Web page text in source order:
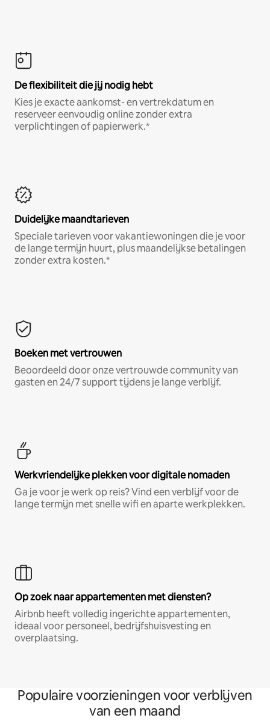
De flexibiliteit die jij nodig hebt
Kies je exacte aankomst- en vertrekdatum en
reserveer eenvoudig online zonder extra
verplichtingen of papierwerk.*
Duidelijke maandtarieven
Speciale tarieven voor vakantiewoningen die je voor
de lange termijn huurt, plus maandelijkse betalingen
zonder extra kosten.*
Boeken met vertrouwen
Beoordeeld door onze vertrouwde community van
gasten en 24/7 support tijdens je lange verblijf.
Werkvriendelijke plekken voor digitale nomaden
Ga je voor je werk op reis? Vind een verblijf voor de
lange termijn met snelle wifi en aparte werkplekken.
Op zoek naar appartementen met diensten?
Airbnb heeft volledig ingerichte appartementen,
ideaal voor personeel, bedrijfshuisvesting en
overplaatsing.
Populaire voorzieningen voor verblijven
van een maand